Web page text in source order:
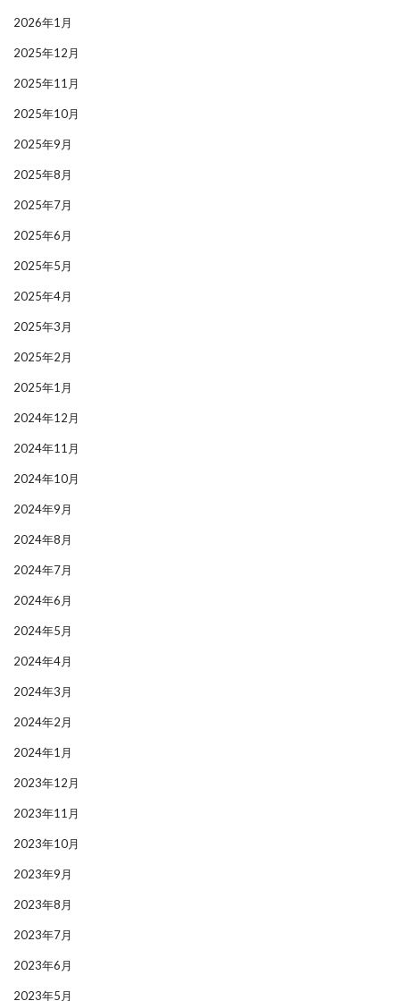
2026年1月
2025年12月
2025年11月
2025年10月
2025年9月
2025年8月
2025年7月
2025年6月
2025年5月
2025年4月
2025年3月
2025年2月
2025年1月
2024年12月
2024年11月
2024年10月
2024年9月
2024年8月
2024年7月
2024年6月
2024年5月
2024年4月
2024年3月
2024年2月
2024年1月
2023年12月
2023年11月
2023年10月
2023年9月
2023年8月
2023年7月
2023年6月
2023年5月